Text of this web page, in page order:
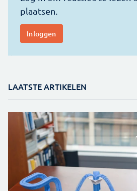
LAATSTE ARTIKELEN